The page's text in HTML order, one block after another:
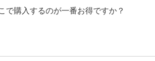
で購入するのが一番お得ですか？